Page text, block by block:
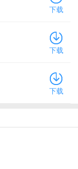
下载
下载
下载